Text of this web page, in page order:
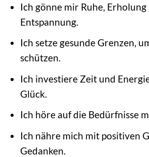
Ich gönne mir Ruhe, Erholung
Entspannung.
Ich setze gesunde Grenzen,
schützen.
Ich investiere Zeit und
Glück.
Ich höre auf die Bedürfnisse
Ich nähre mich mit positiven
Gedanken.